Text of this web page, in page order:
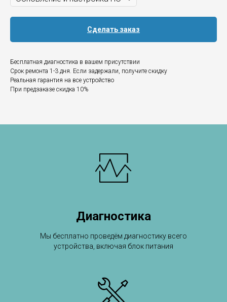
Сделать заказ
Бесплатная диагностика в вашем присутствии
Срок ремонта 1-3 дня. Если задержали, получите скидку
Реальная гарантия на все устройство
При предзаказе скидка 10%
Диагностика
Мы бесплатно проведём диагностику всего
устройства, включая блок питания